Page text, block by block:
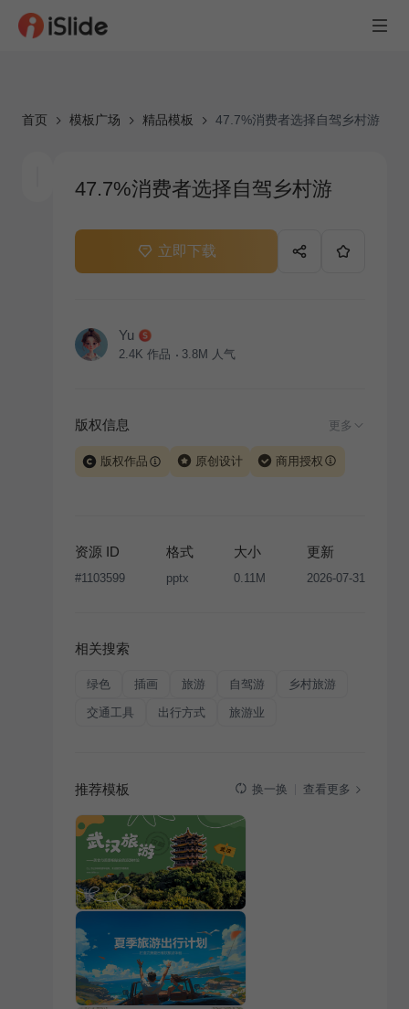
首页 模板广场 精品模板 47.7%消费者选择自驾乡村游
47.7%消费者选择自驾乡村游
立即下载
Yu
2.4K 作品 3.8M 人气
版权信息 更多
版权作品 原创设计 商用授权
版权声明
条款，禁止任何形式的转让、出售或出租，未
经投权许可任何人不得擅自转载和分发，否则将接照我
资源 ID
#1103599
格式
pptx
大小
0.11M
更新
2026-07-31
相关搜索
绿色 插画 旅游 自驾游 乡村旅游
交通工具 出行方式 旅游业
推荐模板 换一换 查看更多